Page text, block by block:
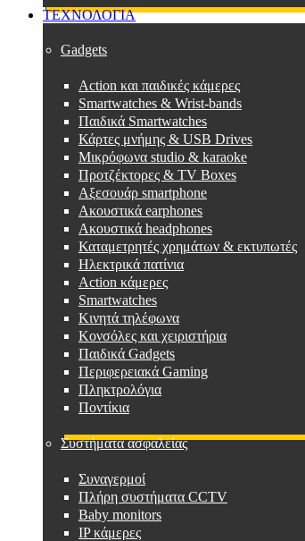
ΤΕΧΝΟΛΟΓΙΑ
Gadgets
Action και παιδικές κάμερες
Smartwatches & Wrist-bands
Παιδικά Smartwatches
Κάρτες μνήμης & USB Drives
Μικρόφωνα studio & karaoke
Προτζέκτορες & TV Boxes
Αξεσουάρ smartphone
Ακουστικά earphones
Ακουστικά headphones
Καταμετρητές χρημάτων & εκτυπωτές
Ηλεκτρικά πατίνια
Action κάμερες
Smartwatches
Κινητά τηλέφωνα
Κονσόλες και χειριστήρια
Παιδικά Gadgets
Περιφερειακά Gaming
Πληκτρολόγια
Ποντίκια
Συστήματα ασφαλείας
Συναγερμοί
Πλήρη συστήματα CCTV
Baby monitors
IP κάμερες